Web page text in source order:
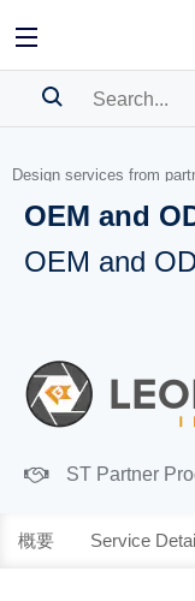
Design services from
OEM and
OEM and
ST Partner
概要 Service
BOOKMARK
Please to